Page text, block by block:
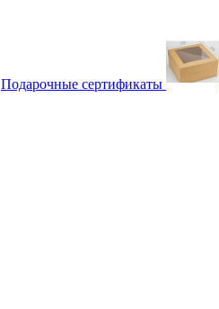
Подарочные сертификаты